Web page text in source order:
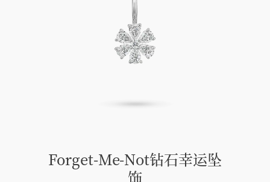
Forget-Me-Not钻石幸运坠
饰